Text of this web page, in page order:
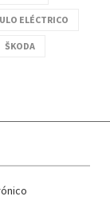
ELÉCTRICO
ŠKODA